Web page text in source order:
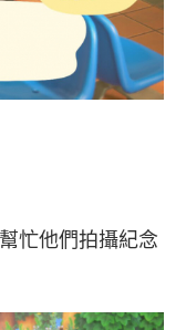
忙他們拍攝紀念